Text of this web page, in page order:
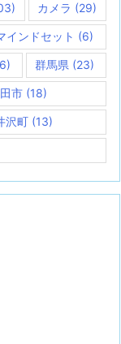
カメラ (29)
インドセット (6)
群馬県(23)
市(18)
沢町 (13)